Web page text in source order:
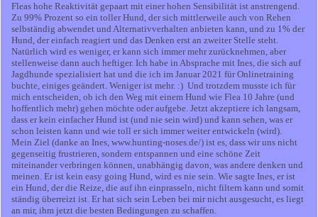
Fleas hohe Reaktivität gepaart mit einer hohen Sensibilität ist anstrengend.
Zu 99% Prozent so ein toller Hund, der sich mittlerweile auch von Rehen
selbständig abwendet und Alternativverhalten anbieten kann, und zu 1% der
Hund, der einfach reagiert und das Denken erst an zweiter Stelle steht.
Natürlich wird es weniger, er kann sich immer mehr zurücknehmen, aber
stellenweise dann auch heftiger. Ich habe in Absprache mit Ines, die sich auf
Jagdhunde spezialisiert hat und die ich im Januar 2021 für Onlinetraining
buchte, einiges geändert. Weniger ist mehr. :) Und trotzdem musste ich für
mich entscheiden, ob ich den Weg mit einem Hund wie Flea 10 Jahre (und
hoffentlich mehr) gehen möchte oder aufgebe. Jetzt akzeptiere ich langsam,
dass er kein einfacher Hund ist (und nie sein wird) und kann sehen, was er
schon leisten kann und wie toll er sich immer weiter entwickeln (wird).
Mein Ziel (danke an Ines, www.hunting-noses.de/) ist es, dass wir uns nicht
gegenseitig frustrieren, sondern entspannen und eine schöne Zeit
miteinander verbringen können, unabhängig davon, was andere denken und
meinen. Er ist kein easy going Hund, wird es nie sein. Wie sagte Ines, er ist
ein Hund, der die Reize, die auf ihn einprasseln, nicht filtern kann und somit
ständig überreizt ist. Er hat sich sein Leben bei mir nicht ausgesucht, es liegt
an mir, ihm jetzt die besten Bedingungen zu schaffen.